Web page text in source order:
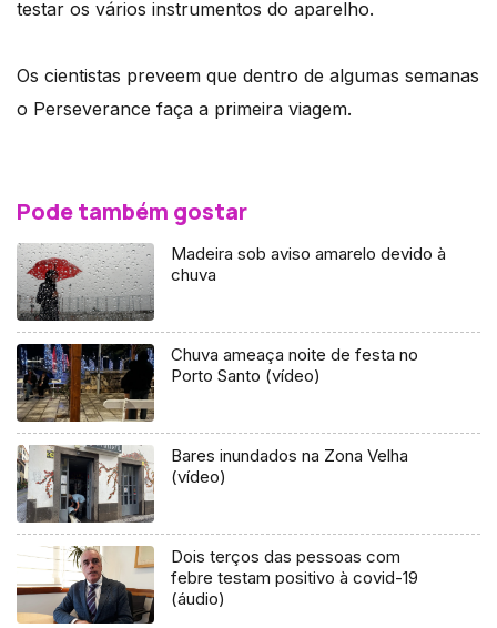
testar os vários instrumentos do aparelho.
Os cientistas preveem que dentro de algumas semanas
o Perseverance faça a primeira viagem.
Pode também gostar
Madeira sob aviso amarelo devido à
chuva
Chuva ameaça noite de festa no
Porto Santo (vídeo)
Bares inundados na Zona Velha
(vídeo)
Dois terços das pessoas com
febre testam positivo à covid-19
(áudio)